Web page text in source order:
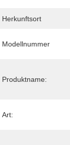
Herkunftsort
Modellnummer
Produktname:
Art: